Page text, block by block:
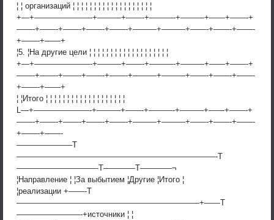
¦ ¦ организаций ¦ ¦ ¦ ¦ ¦ ¦ ¦ ¦ ¦ ¦ ¦ ¦ ¦ ¦ ¦ ¦ ¦ ¦ ¦
+—+———————-+———+——-+———-+———+——+——-+
——-+——-+——-+——-+——-+———+———+——-+——-+——-
+——-+——+
¦5. ¦На другие цели ¦ ¦ ¦ ¦ ¦ ¦ ¦ ¦ ¦ ¦ ¦ ¦ ¦ ¦ ¦ ¦ ¦ ¦ ¦
+—+———————-+———+——-+———-+———+——+——-+
——-+——-+——-+——-+——-+———+———+——-+——-+——-
+——-+——+
¦ ¦Итого ¦ ¦ ¦ ¦ ¦ ¦ ¦ ¦ ¦ ¦ ¦ ¦ ¦ ¦ ¦ ¦ ¦ ¦ ¦
L—+———————-+———+——-+———-+———+——+——-+
——-+——-+——-+——-+——-+———+———+——-+——-+——-
+——-+——-
———————T
—————————————————————————-T
——————————-T————T————¬
¦Направление ¦ ¦За выбытием ¦Другие ¦Итого ¦
¦реализации +——-T
———————————————————————+——T
————————-+источники ¦ ¦